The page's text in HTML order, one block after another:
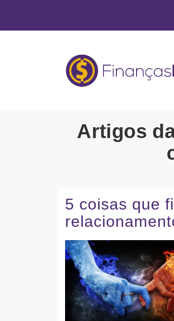
Artigos
5 coisas que